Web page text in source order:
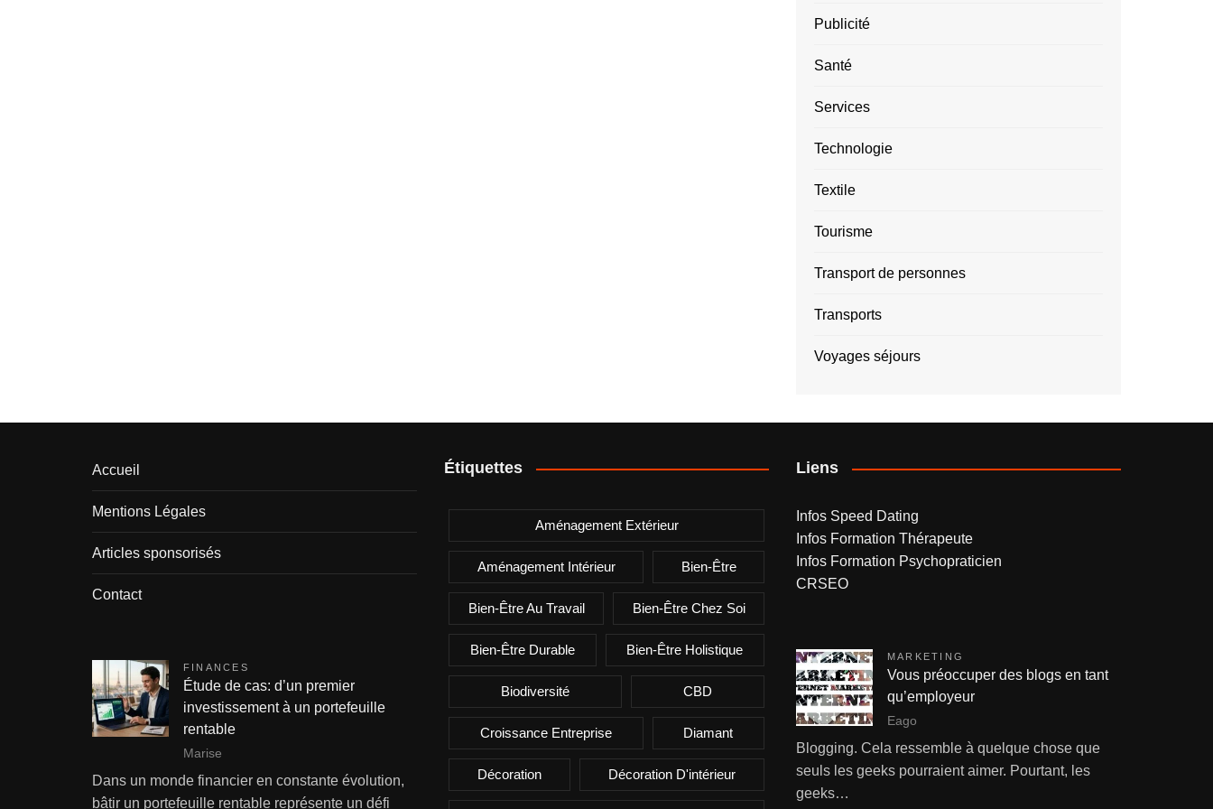
Publicité
Santé
Services
Technologie
Textile
Tourisme
Transport de personnes
Transports
Voyages séjours
Accueil
Mentions Légales
Articles sponsorisés
Contact
FINANCES
Étude de cas: d’un premier
investissement à un portefeuille
rentable
Marise
Dans un monde financier en constante évolution,
bâtir un portefeuille rentable représente un défi
Étiquettes
Aménagement Extérieur
Aménagement Intérieur Bien-Être
Bien-Être Au Travail Bien-Être Chez Soi
Bien-Être Durable Bien-Être Holistique
Biodiversité CBD
Croissance Entreprise Diamant
Décoration Décoration D'intérieur
Liens
Infos Speed Dating
Infos Formation Thérapeute
Infos Formation Psychopraticien
CRSEO
MARKETING
Vous préoccuper des blogs en tant
qu’employeur
Eago
Blogging. Cela ressemble à quelque chose que
seuls les geeks pourraient aimer. Pourtant, les
geeks…